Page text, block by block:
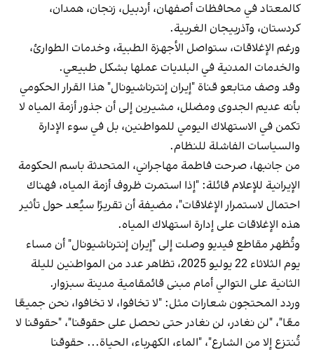
كالمعتاد في محافظات أصفهان، أردبيل، زنجان، همدان،
كردستان، وآذربيجان الغربية.
ورغم الإغلاقات، ستواصل الأجهزة الطبية، وخدمات الطوارئ،
والخدمات المدنية في البلديات عملها بشكل طبيعي.
وقد وصف متابعو قناة "إيران إنترناشيونال" هذا القرار الحكومي
بأنه عديم الجدوى ومضلل، مشيرين إلى أن جذور أزمة المياه لا
تكمن في الاستهلاك اليومي للمواطنين، بل في سوء الإدارة
والسياسات الفاشلة للنظام.
من جانبها، صرحت فاطمة مهاجراني، المتحدثة باسم الحكومة
الإيرانية للإعلام قائلة: "إذا استمرت ظروف أزمة المياه، فهناك
احتمال لاستمرار الإغلاقات"، مضيفة أن تقريرًا سيُعد حول تأثير
هذه الإغلاقات على إدارة استهلاك المياه.
وتُظهر مقاطع فيديو وصلت إلى "إيران إنترناشيونال" أن مساء
يوم الثلاثاء 22 يوليو 2025، تظاهر عدد من المواطنين لليلة
الثانية على التوالي أمام مبنى قائمقامية مدينة سبزوار.
وردد المحتجون شعارات مثل: "لا تخافوا، لا تخافوا، نحن جميعًا
معًا"، "لن نغادر، لن نغادر حتى نحصل على حقوقنا"، "حقوقنا لا
تُنتزع إلا من الشارع"، "الماء، الكهرباء، الحياة... حقوقنا